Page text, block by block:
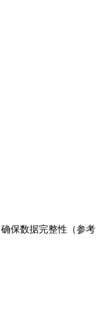
确保数据完整性（参考